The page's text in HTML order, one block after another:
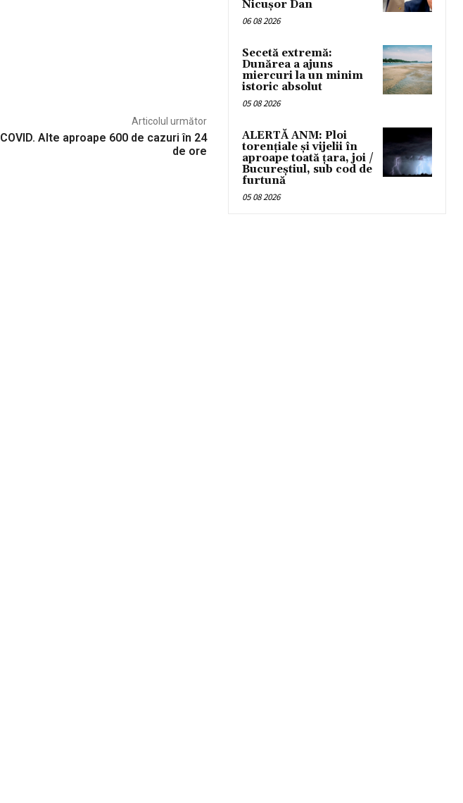
Articolul următor
COVID. Alte aproape 600 de cazuri în 24
de ore
Nicușor Dan
06 08 2026
Secetă extremă:
Dunărea a ajuns
miercuri la un minim
istoric absolut
05 08 2026
ALERTĂ ANM: Ploi
torențiale și vijelii în
aproape toată țara, joi /
Bucureștiul, sub cod de
furtună
05 08 2026